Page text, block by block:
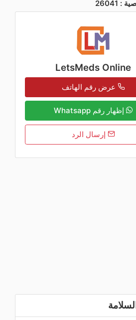
26041
LetsMeds Online
عرض رقم الهاتف
إظهار رقم Whatsapp
إرسال الرد